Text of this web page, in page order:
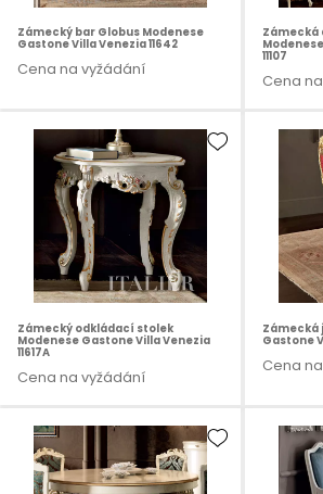
Zámecký bar Globus Modenese
Gastone Villa Venezia 11642
Cena na vyžádání
Zámecká
11107
Cena
Zámecký odkládací stolek
Modenese Gastone Villa Venezia
11617A
Cena na vyžádání
Zámecká
Gastone
Cena